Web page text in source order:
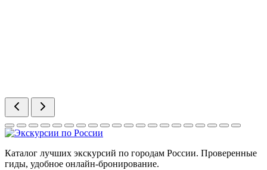
Каталог лучших экскурсий по городам России. Проверенные
гиды, удобное онлайн-бронирование.